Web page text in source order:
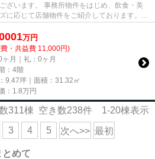
ざいます。 事務所物件をはじめ、飲食・美
に応じて店舗物件をご紹介しております。
万円
・共益費 11,000円)
ヶ月｜礼：0ヶ月
：4階
9.47坪｜面積：31.32㎡
： 1.8万円
311棟 空き数238件 1-20棟表示
3 4 5 次へ>> 最初
めて